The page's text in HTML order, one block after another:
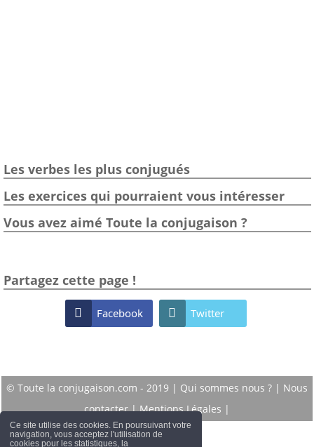
Ce site utilise des cookies. En poursuivant votre
navigation, vous acceptez l'utilisation de
cookies pour les statistiques, la
Les verbes les plus conjugués
Les exercices qui pourraient vous intéresser
Vous avez aimé Toute la conjugaison ?
Partagez cette page !
 Facebook  Twitter
© Toute la conjugaison.com - 2019 | Qui sommes nous ? | Nous
contacter|Mentions Légales |